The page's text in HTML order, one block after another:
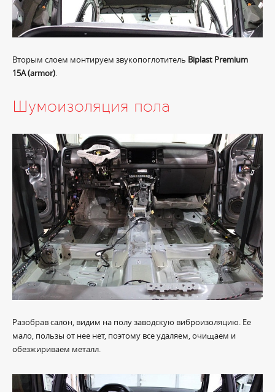
Вторым слоем монтируем звукопоглотитель Biplast Premium
15A (armor).
Шумоизоляция пола
Разобрав салон, видим на полу заводскую виброизоляцию. Ее
мало, пользы от нее нет, поэтому все удаляем, очищаем и
обезжириваем металл.